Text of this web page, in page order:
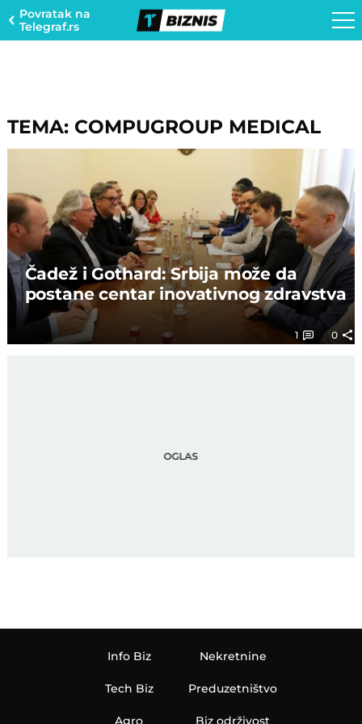
Povratak na
Telegraf.rs
TEMA: COMPUGROUP MEDICAL
Čadež i Gothard: Srbija može da
postane centar inovativnog zdravstva
1 0
Info Biz
Tech Biz
Agro
Nekretnine
Preduzetništvo
Biz održivost